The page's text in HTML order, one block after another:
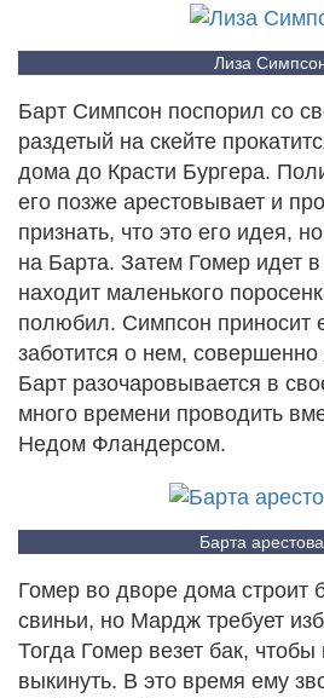
Лиза
Барт Симпсон поспорил со
раздетый на скейте
дома до Красти Бургера.
его позже арестовывает и
признать, что это его идея,
на Барта. Затем Гомер идет в
находит маленького
полюбил. Симпсон приносит
заботится о нем,
Барт разочаровывается в
много времени проводить
Недом Фландерсом.
Барта
Гомер во дворе дома строит
свиньи, но Мардж требует
Тогда Гомер везет бак, чтобы
выкинуть. В это время ему